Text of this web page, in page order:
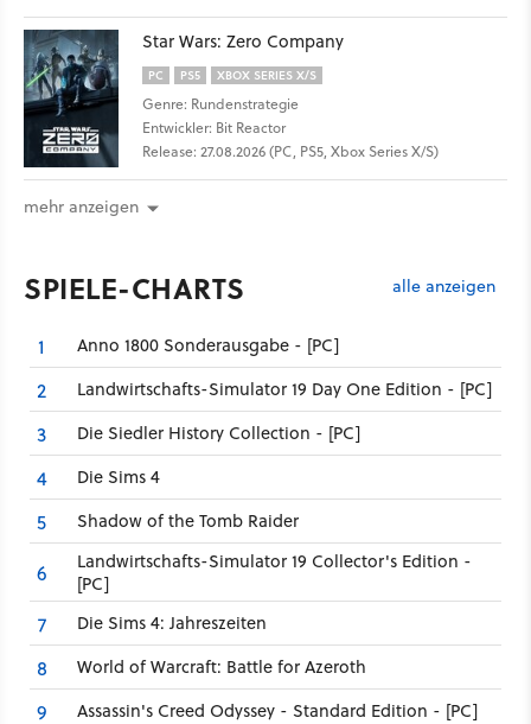
Star Wars: Zero Company
PC PS5 XBOX SERIES X/S
Genre: Rundenstrategie
Entwickler: Bit Reactor
Release: 27.08.2026 (PC, PS5, Xbox Series X/S)
mehr anzeigen
SPIELE-CHARTS alle anzeigen
1 Anno 1800 Sonderausgabe - [PC]
2 Landwirtschafts-Simulator 19 Day One Edition - [PC]
3 Die Siedler History Collection - [PC]
4 Die Sims 4
5 Shadow of the Tomb Raider
6
Landwirtschafts-Simulator 19 Collector's Edition -
[PC]
7 Die Sims 4: Jahreszeiten
8 World of Warcraft: Battle for Azeroth
9 Assassin's Creed Odyssey - Standard Edition - [PC]